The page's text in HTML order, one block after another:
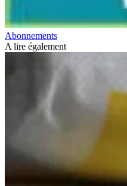
Abonnements
A lire également